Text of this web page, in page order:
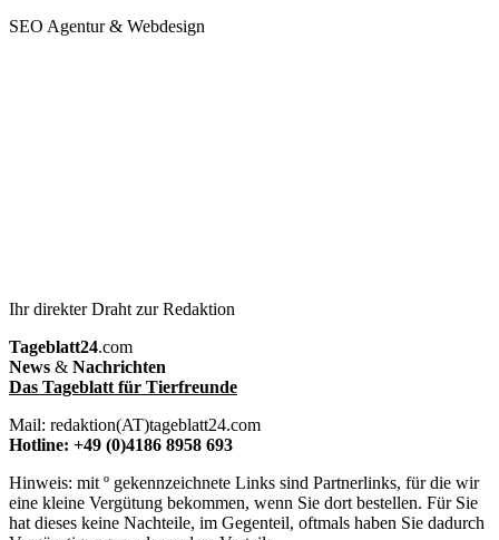
SEO Agentur & Webdesign
Ihr direkter Draht zur Redaktion
Tageblatt24.com
News & Nachrichten
Das Tageblatt für Tierfreunde
Mail: redaktion(AT)tageblatt24.com
Hotline: +49 (0)4186 8958 693
Hinweis: mit º gekennzeichnete Links sind Partnerlinks, für die wir
eine kleine Vergütung bekommen, wenn Sie dort bestellen. Für Sie
hat dieses keine Nachteile, im Gegenteil, oftmals haben Sie dadurch